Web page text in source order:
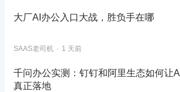
大厂AI办公入口大战，胜负手在哪
SAAS老司机 1 天前
千问办公实测：钉钉和阿里生态如何让AI
真正落地